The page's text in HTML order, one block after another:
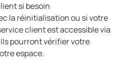
si besoin
la réinitialisation ou si votre
client est accessible via
pourront vérifier votre
espace.